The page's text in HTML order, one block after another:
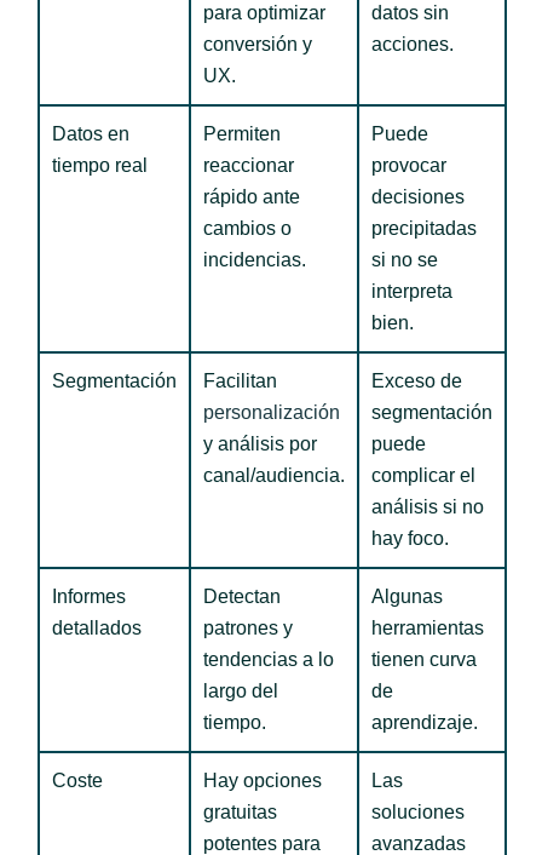
para optimizar
conversión y
UX.
datos sin
acciones.
Datos en
tiempo real
Permiten
reaccionar
rápido ante
cambios o
incidencias.
Puede
provocar
decisiones
precipitadas
si no se
interpreta
bien.
Segmentación
Facilitan
personalización
y análisis por
canal/audiencia.
Exceso de
segmentación
puede
complicar el
análisis si no
hay foco.
Informes
detallados
Detectan
patrones y
tendencias a lo
largo del
tiempo.
Algunas
herramientas
tienen curva
de
aprendizaje.
Coste
Hay opciones
gratuitas
potentes para
Las
soluciones
avanzadas